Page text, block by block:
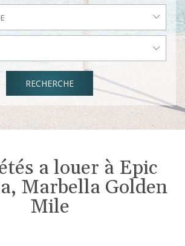
RECHERCHE
a louer à Epic
Marbella Golden
Mile